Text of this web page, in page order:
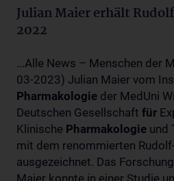
Julian Maier erhält
2022
...Alle News – Menschen der
03-2023) Julian Maier vom
Pharmakologie der MedUni
Deutschen Gesellschaft für
Klinische Pharmakologie und
mit dem renommierten
ausgezeichnet. Das
Maier konnte in einer Studie